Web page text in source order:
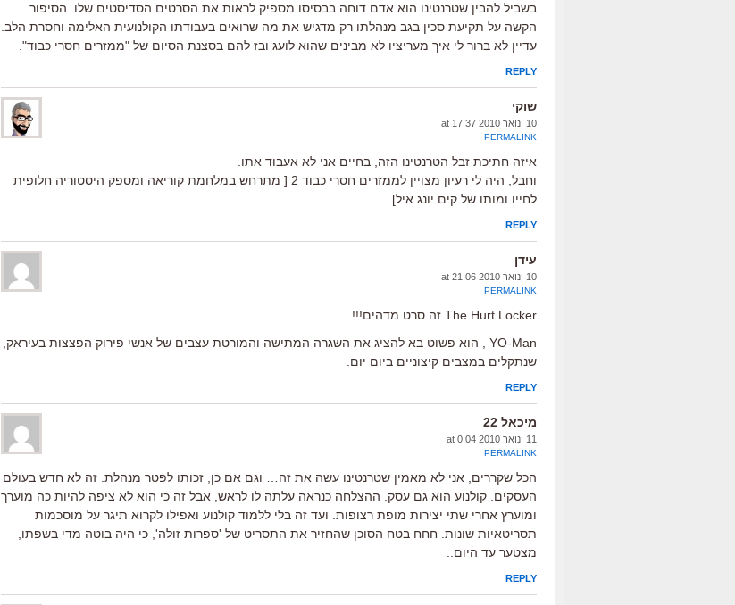
בשביל להבין שטרנטינו הוא אדם דוחה בבסיסו מספיק לראות את הסרטים הסדיסטים שלו. הסיפור
הקשה על תקיעת סכין בגב מנהלתו רק מדגיש את מה שרואים בעבודתו הקולנועית האלימה וחסרת הלב.
עדיין לא ברור לי איך מעריציו לא מבינים שהוא לועג ובז להם בסצנת הסיום של "ממזרים חסרי כבוד".
REPLY
שוקי
10 ינואר 2010 at 17:37
PERMALINK
איזה חתיכת זבל הטרנטינו הזה, בחיים אני לא אעבוד אתו.
וחבל, היה לי רעיון מצויין לממזרים חסרי כבוד 2 [ מתרחש במלחמת קוריאה ומספק היסטוריה חלופית
לחייו ומותו של קים יונג איל]
REPLY
עידן
10 ינואר 2010 at 21:06
PERMALINK
The Hurt Locker זה סרט מדהים!!!
YO-Man , הוא פשוט בא להציג את השגרה המתישה והמורטת עצבים של אנשי פירוק הפצצות בעיראק,
שנתקלים במצבים קיצוניים ביום יום.
REPLY
מיכאל 22
11 ינואר 2010 at 0:04
PERMALINK
הכל שקררים, אני לא מאמין שטרנטינו עשה את זה… וגם אם כן, זכותו לפטר מנהלת. זה לא חדש בעולם
העסקים. קולנוע הוא גם עסק. ההצלחה כנראה עלתה לו לראש, אבל זה כי הוא לא ציפה להיות כה מוערך
ומוערץ אחרי שתי יצירות מופת רצופות. ועד זה בלי ללמוד קולנוע ואפילו לקרוא תיגר על מוסכמות
תסריטאיות שונות. חחח בטח הסוכן שהחזיר את התסריט של 'ספרות זולה', כי היה בוטה מדי בשפתו,
מצטער עד היום..
REPLY